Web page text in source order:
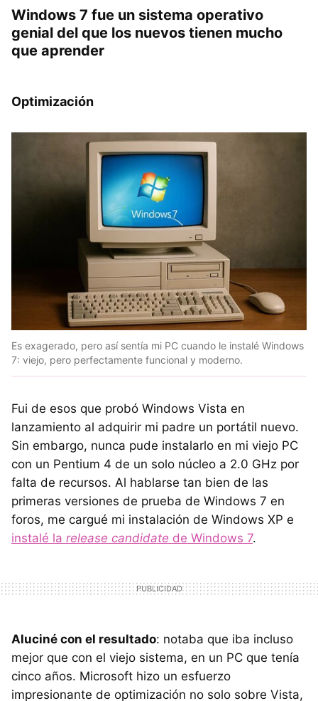
Windows 7 fue un sistema operativo
genial del que los nuevos tienen mucho
que aprender
Optimización
Es exagerado, pero así sentía mi PC cuando le instalé Windows
7: viejo, pero perfectamente funcional y moderno.
Fui de esos que probó Windows Vista en
lanzamiento al adquirir mi padre un portátil nuevo.
Sin embargo, nunca pude instalarlo en mi viejo PC
con un Pentium 4 de un solo núcleo a 2.0 GHz por
falta de recursos. Al hablarse tan bien de las
primeras versiones de prueba de Windows 7 en
foros, me cargué mi instalación de Windows XP e
instalé la release candidate de Windows 7.
Aluciné con el resultado: notaba que iba incluso
mejor que con el viejo sistema, en un PC que tenía
cinco años. Microsoft hizo un esfuerzo
impresionante de optimización no solo sobre Vista,